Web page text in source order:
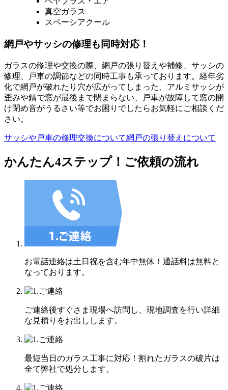
真空ガラス
スペーシアクール
網戸やサッシの修理も同時対応！
ガラスの修理や交換の際、網戸の張り替えや補修、サッシの
修理、戸車の調節などの同時工事も承っております。経年劣
化で網戸が破れたり穴が広がってしまった、アルミサッシが
歪みや錆で窓が最後まで閉まらない、戸車が故障して窓の開
け閉め音がうるさい等でお困りでしたらお気軽にご相談くだ
さい。
サッシや戸車の修理交換について網戸の張り替えについて
かんたん4ステップ！ ご依頼の流れ
お電話連絡は土日祝を含む年中無休！通話料は無料と
なっております。
ご連絡後すぐさま現場へ訪問し、現地調査を行い詳細
な見積りをお出しします。
最短当日のガラス工事に対応！割れたガラスの破片は
全て弊社で処分します。